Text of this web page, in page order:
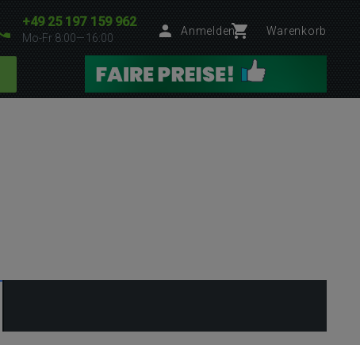
+49 25 197 159 962
Mo-Fr 8:00—16:00
Anmelden Warenkorb